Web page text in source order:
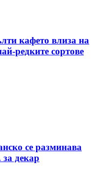
кафето влиза на
редките сортове
се разминава
декар